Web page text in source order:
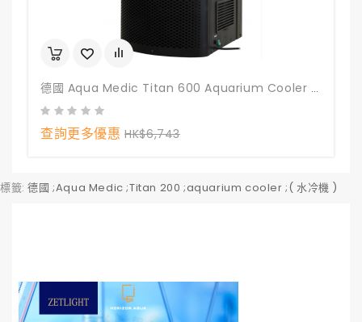
德國 Aqua Medic Titan 600 Aquarium Cooler ( 水冷機 )
查詢更多優惠 HK$6,743
標籤:德國 ;Aqua Medic ;Titan 200 ;aquarium cooler ;( 水冷機 )